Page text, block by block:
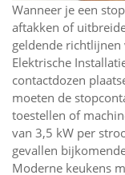
Wanneer je een
aftakken of
geldende richtlijnen
Elektrische
contactdozen
moeten de
toestellen of
van 3,5 kW per
gevallen
Moderne keukens